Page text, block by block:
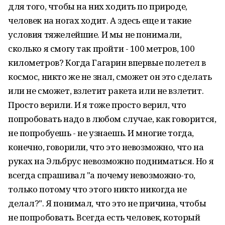
для того, чтобы на них ходить по природе,
человек на ногах ходит. А здесь еще и такие
условия тяжелейшие. И мы не понимали,
сколько я смогу так пройти - 100 метров, 100
километров? Когда Гагарин впервые полетел в
космос, никто же не знал, сможет он это сделать
или не сможет, взлетит ракета или не взлетит.
Просто верили. И я тоже просто верил, что
попробовать надо в любом случае, как говорится,
не попробуешь - не узнаешь. И многие тогда,
конечно, говорили, что это невозможно, что на
руках на Эльбрус невозможно подниматься. Но я
всегда спрашивал "а почему невозможно-то,
только потому что этого никто никогда не
делал?". Я понимал, что это не причина, чтобы
не попробовать. Всегда есть человек, который